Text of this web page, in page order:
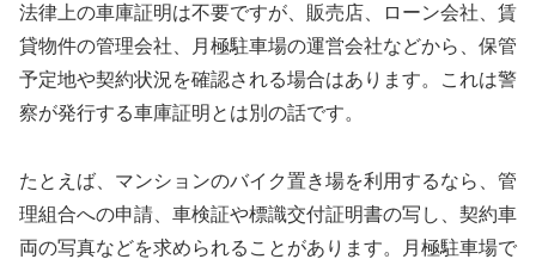
法律上の車庫証明は不要ですが、販売店、ローン会社、賃
貸物件の管理会社、月極駐車場の運営会社などから、保管
予定地や契約状況を確認される場合はあります。これは警
察が発行する車庫証明とは別の話です。
たとえば、マンションのバイク置き場を利用するなら、管
理組合への申請、車検証や標識交付証明書の写し、契約車
両の写真などを求められることがあります。月極駐車場で